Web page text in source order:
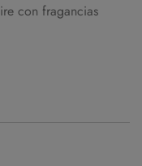
con fragancias